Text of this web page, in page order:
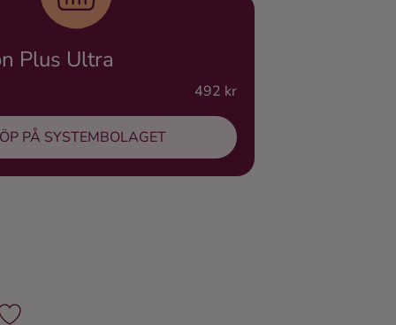
Plus Ultra
492 kr
PÅ SYSTEMBOLAGET